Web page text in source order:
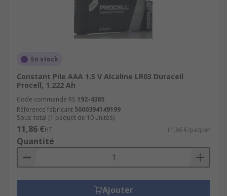
En stock
Constant Pile AAA 1.5 V Alcaline LR03 Duracell
Procell, 1.222 Ah
Code commande RS 192-4385
Référence fabricant 5000394149199
Sous-total (1 paquet de 10 unités)
11,86 €HT 11,86 €/paquet
Quantité
Ajouter